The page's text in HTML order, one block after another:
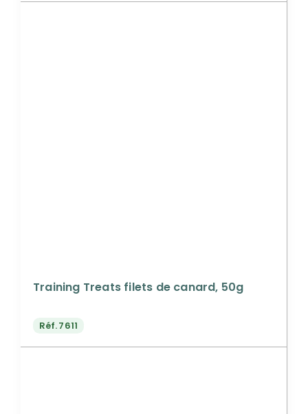
Training Treats filets de canard, 50g
Réf.7611